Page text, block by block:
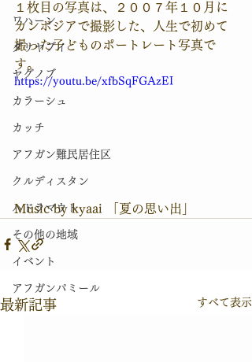
ワハーン
ダリヤブイ
ヤグノブ
カラーシュ
カッチ
アフガン難民居住区
クルディスタン
ハドラマウト
その他の地域
イベント
アフガンパミール
１枚目の写真は、２００７年１０月に
カンボジアで撮影した、人生で初めて
撮った子どものポートレート写真で
す。
https://youtu.be/xfbSqFGAzEI
Music by kyaai 「夏の思い出」
最新記事 すべて表示